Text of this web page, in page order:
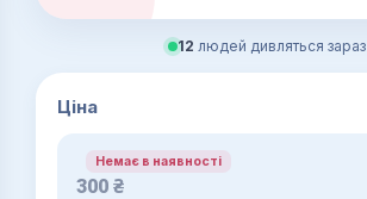
12 людей дивляться зараз
Ціна
Немає в наявності
300 ₴